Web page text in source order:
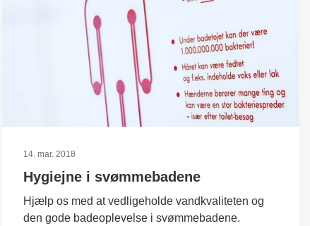
14. mar. 2018
Hygiejne i svømmebadene
Hjælp os med at vedligeholde vandkvaliteten og
den gode badeoplevelse i svømmebadene.